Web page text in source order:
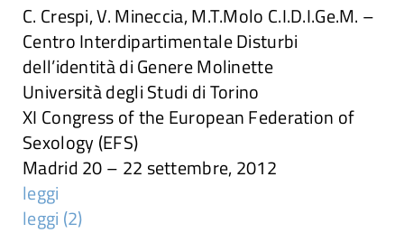
Ricerche
Convegni e articoli
C. Crespi, V. Mineccia, M.T.Molo C.I.D.I.Ge.M. –
Centro Interdipartimentale Disturbi
dell’identità di Genere Molinette
Università degli Studi di Torino
XI Congress of the European Federation of
Sexology (EFS)
Madrid 20 – 22 settembre, 2012
leggi
leggi (2)